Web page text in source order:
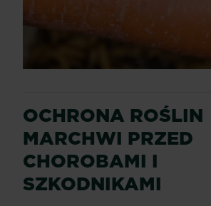
OCHRONA ROŚLIN
MARCHWI PRZED
CHOROBAMI I
SZKODNIKAMI